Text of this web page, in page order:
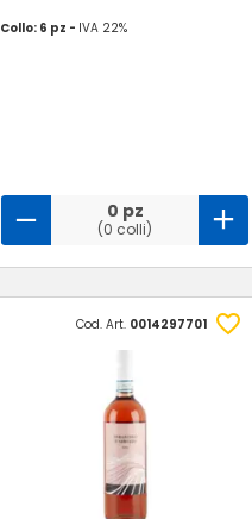
Collo: 6 pz - IVA 22%
0 pz
(0 colli)
Cod. Art. 0014297701